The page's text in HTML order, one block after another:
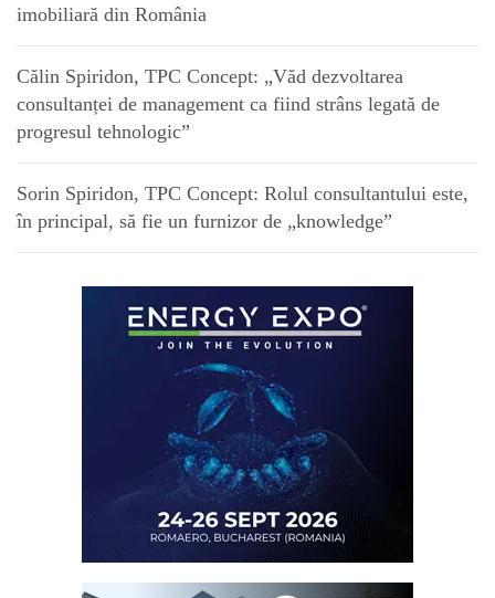
imobiliară din România
Călin Spiridon, TPC Concept: „Văd dezvoltarea
consultanței de management ca fiind strâns legată de
progresul tehnologic”
Sorin Spiridon, TPC Concept: Rolul consultantului este,
în principal, să fie un furnizor de „knowledge”